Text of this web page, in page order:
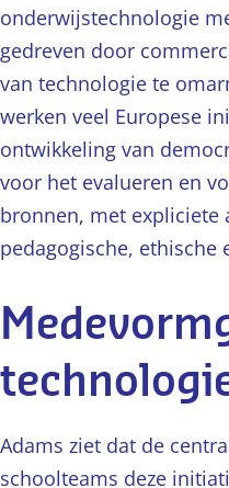
onderwijstechnologie
gedreven door
van technologie te
werken veel Europese
ontwikkeling van
voor het evalueren en
bronnen, met expliciete
pedagogische, ethische
Adams ziet dat de
schoolteams deze